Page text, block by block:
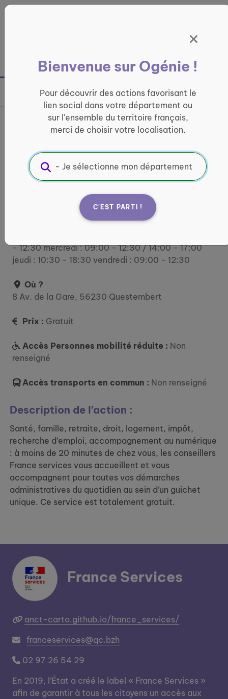
France entière
Bienvenue sur Ogénie !
Pour découvrir des actions favorisant le
lien social dans votre département ou
sur l'ensemble du territoire français,
merci de choisir votre localisation.
C'EST PARTI !
Partager sur
France services de
Questembert communauté
INFORMATIQUE ET ACCÈS AUX DROITS
Informations pratiques :
- 12:30 mercredi : 09:00 - 12:30 / 14:00 - 17:00
jeudi : 10:30 - 18:30 vendredi : 09:00 - 12:30
Où ?
8 Av. de la Gare, 56230 Questembert
Prix : Gratuit
Accès Personnes mobilité réduite : Non
renseigné
Accès transports en commun : Non renseigné
Description de l’action :
Santé, famille, retraite, droit, logement, impôt,
recherche d’emploi, accompagnement au numérique
: à moins de 20 minutes de chez vous, les conseillers
France services vous accueillent et vous
accompagnent pour toutes vos démarches
administratives du quotidien au sein d’un guichet
unique. Ce service est totalement gratuit.
France Services
anct-carto.github.io/france_services/
franceservices@qc.bzh
02 97 26 54 29
En 2019, l’État a créé le label « France Services »
afin de garantir à tous les citoyens un accès aux
Panneau de gestion des cookies